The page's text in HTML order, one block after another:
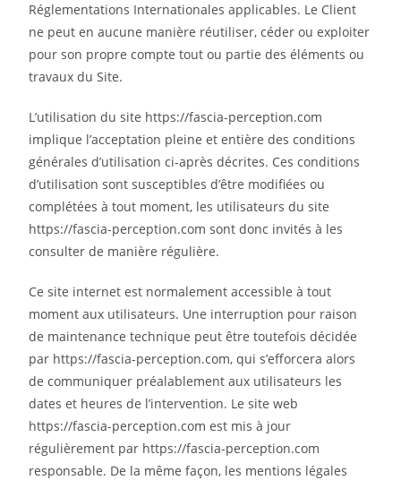
Réglementations Internationales applicables. Le Client
ne peut en aucune manière réutiliser, céder ou exploiter
pour son propre compte tout ou partie des éléments ou
travaux du Site.
L’utilisation du site https://fascia-perception.com
implique l’acceptation pleine et entière des conditions
générales d’utilisation ci-après décrites. Ces conditions
d’utilisation sont susceptibles d’être modifiées ou
complétées à tout moment, les utilisateurs du site
https://fascia-perception.com sont donc invités à les
consulter de manière régulière.
Ce site internet est normalement accessible à tout
moment aux utilisateurs. Une interruption pour raison
de maintenance technique peut être toutefois décidée
par https://fascia-perception.com, qui s’efforcera alors
de communiquer préalablement aux utilisateurs les
dates et heures de l’intervention. Le site web
https://fascia-perception.com est mis à jour
régulièrement par https://fascia-perception.com
responsable. De la même façon, les mentions légales